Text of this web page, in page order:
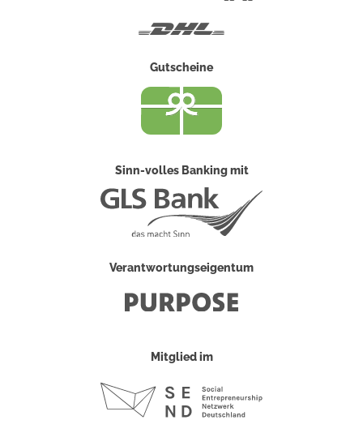
Gutscheine
Sinn-volles Banking mit
Verantwortungseigentum
Mitglied im